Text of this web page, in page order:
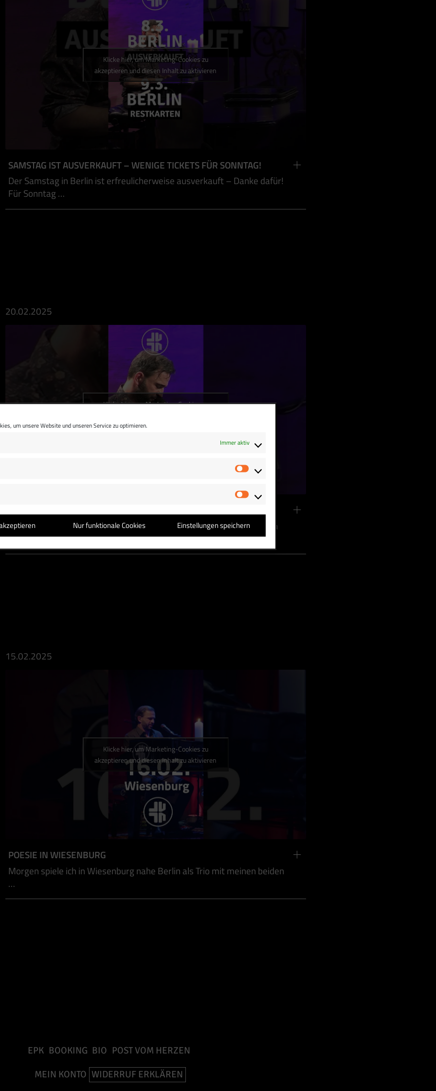
um unsere Website und unseren Service zu optimieren.
Immer aktiv
Statistiken
Marketing
Nur funktionale Cookies Einstellungen speichern
Klicke hier, um Marketing-Cookies zu
akzeptieren und diesen Inhalt zu aktivieren
SAMSTAG IST AUSVERKAUFT – WENIGE TICKETS FÜR SONNTAG!
Der Samstag in Berlin ist erfreulicherweise ausverkauft – Danke dafür!
Für Sonntag …
20.02.2025
Klicke hier, um Marketing-Cookies zu
Seid dabei, wenn ich gemeinsam mit meinen Backgroundsängerinnen
meine schönsten Songs am Klavier präsentiere. Passend …
15.02.2025
Klicke hier, um Marketing-Cookies zu
akzeptieren und diesen Inhalt zu aktivieren
POESIE IN WIESENBURG
Morgen spiele ich in Wiesenburg nahe Berlin als Trio mit meinen beiden
…
EPK BOOKING BIO POST VOM HERZEN
MEIN KONTO WIDERRUF ERKLÄREN